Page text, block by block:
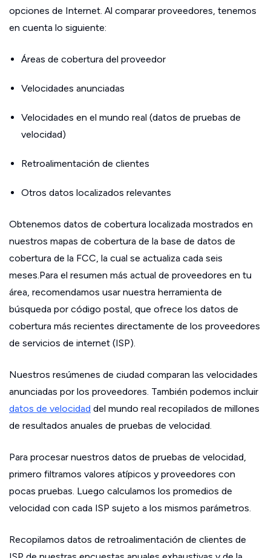
opciones de Internet. Al comparar proveedores, tenemos
en cuenta lo siguiente:
Áreas de cobertura del proveedor
Velocidades anunciadas
Velocidades en el mundo real (datos de pruebas de
velocidad)
Retroalimentación de clientes
Otros datos localizados relevantes
Obtenemos datos de cobertura localizada mostrados en
nuestros mapas de cobertura de la base de datos de
cobertura de la FCC, la cual se actualiza cada seis
meses.Para el resumen más actual de proveedores en tu
área, recomendamos usar nuestra herramienta de
búsqueda por código postal, que ofrece los datos de
cobertura más recientes directamente de los proveedores
de servicios de internet (ISP).
Nuestros resúmenes de ciudad comparan las velocidades
anunciadas por los proveedores. También podemos incluir
datos de velocidad del mundo real recopilados de millones
de resultados anuales de pruebas de velocidad.
Para procesar nuestros datos de pruebas de velocidad,
primero filtramos valores atípicos y proveedores con
pocas pruebas. Luego calculamos los promedios de
velocidad con cada ISP sujeto a los mismos parámetros.
Recopilamos datos de retroalimentación de clientes de